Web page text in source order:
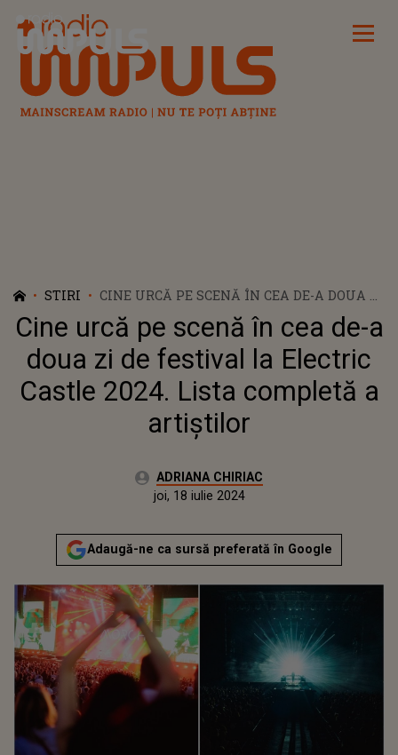
Radio Impuls
STIRI
CINE URCĂ PE SCENĂ ÎN CEA DE-A DOUA ZI
DE FESTIVAL LA ELECTRIC CASTLE 2024.
LISTA COMPLETĂ A ARTIȘTILOR
Cine urcă pe scenă în cea de-a
doua zi de festival la Electric
Castle 2024. Lista completă a
artiștilor
Autor:ADRIANA CHIRIAC
Actualizat:
joi, 18 iulie 2024
Adaugă-ne ca sursă preferată în Google